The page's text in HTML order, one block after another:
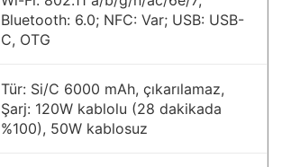
Bluetooth: 6.0; NFC: Var; USB: USB-
C, OTG
Tür: Si/C 6000 mAh, çıkarılamaz,
Şarj: 120W kablolu (28 dakikada
%100), 50W kablosuz